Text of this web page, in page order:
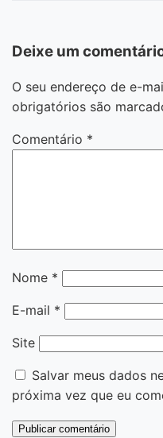
Deixe um
O seu endereço de e-
obrigatórios são
Comentário *
Nome *
E-mail *
Site
Salvar meus dados
próxima vez que eu